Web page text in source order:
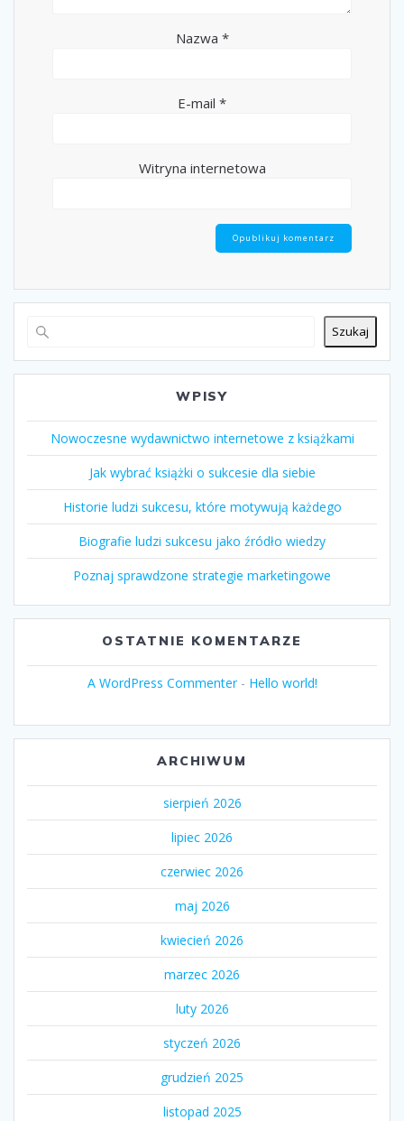
Nazwa *
E-mail *
Witryna internetowa
Szukaj
WPISY
Nowoczesne wydawnictwo internetowe z książkami
Jak wybrać książki o sukcesie dla siebie
Historie ludzi sukcesu, które motywują każdego
Biografie ludzi sukcesu jako źródło wiedzy
Poznaj sprawdzone strategie marketingowe
OSTATNIE KOMENTARZE
A WordPress Commenter- Hello world!
ARCHIWUM
sierpień 2026
lipiec 2026
czerwiec 2026
maj 2026
kwiecień 2026
marzec 2026
luty 2026
styczeń 2026
grudzień 2025
listopad 2025